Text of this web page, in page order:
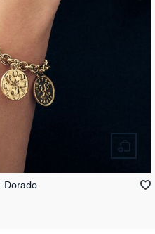
Dorado